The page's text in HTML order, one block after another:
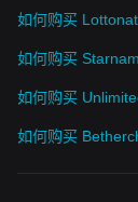
如何购买
如何购买
如何购买
如何购买